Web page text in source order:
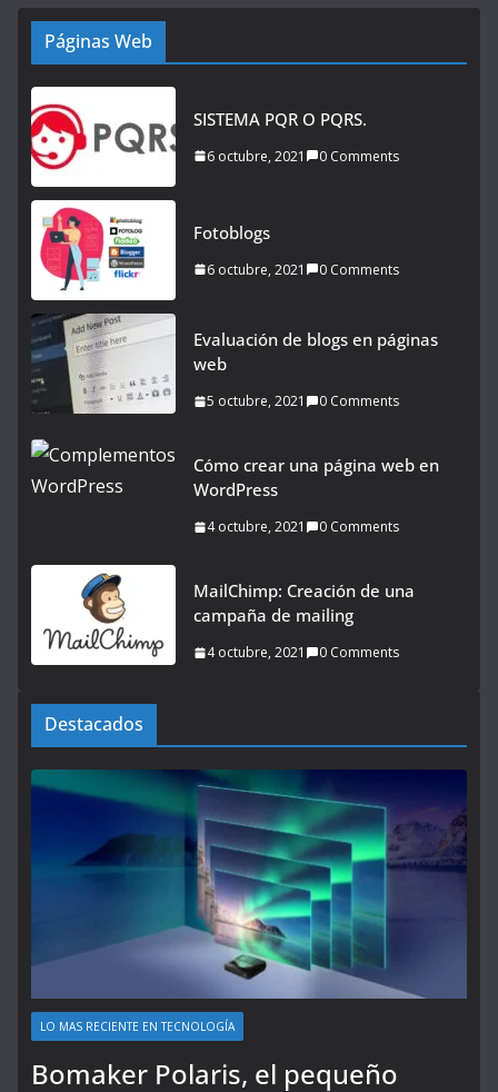
Páginas Web
SISTEMA PQR O PQRS.
6 octubre, 2021 0 Comments
Fotoblogs
6 octubre, 2021 0 Comments
Evaluación de blogs en páginas
web
5 octubre, 2021 0 Comments
Cómo crear una página web en
WordPress
4 octubre, 2021 0 Comments
MailChimp: Creación de una
campaña de mailing
4 octubre, 2021 0 Comments
Destacados
LO MAS RECIENTE EN TECNOLOGÍA
Bomaker Polaris, el pequeño